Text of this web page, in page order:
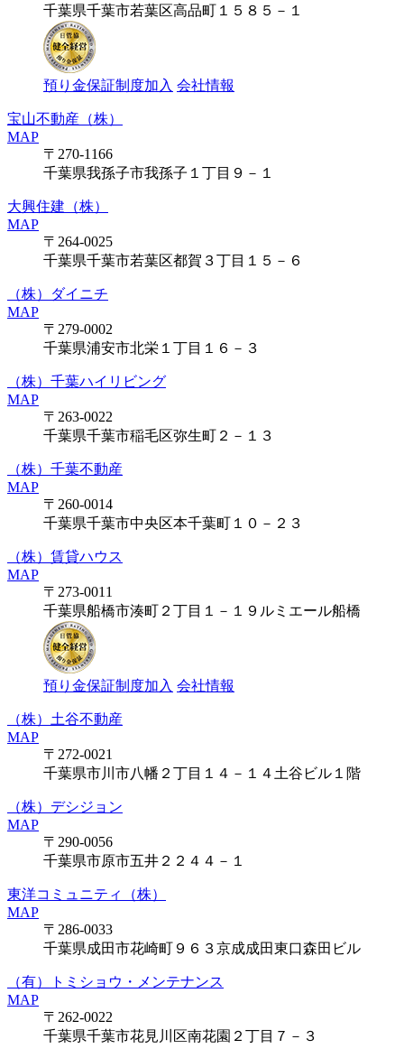
千葉県千葉市若葉区高品町１５８５－１
預り金保証制度加入 会社情報
宝山不動産（株）
MAP
〒270-1166
千葉県我孫子市我孫子１丁目９－１
大興住建（株）
MAP
〒264-0025
千葉県千葉市若葉区都賀３丁目１５－６
（株）ダイニチ
MAP
〒279-0002
千葉県浦安市北栄１丁目１６－３
（株）千葉ハイリビング
MAP
〒263-0022
千葉県千葉市稲毛区弥生町２－１３
（株）千葉不動産
MAP
〒260-0014
千葉県千葉市中央区本千葉町１０－２３
（株）賃貸ハウス
MAP
〒273-0011
千葉県船橋市湊町２丁目１－１９ルミエール船橋
預り金保証制度加入 会社情報
（株）土谷不動産
MAP
〒272-0021
千葉県市川市八幡２丁目１４－１４土谷ビル１階
（株）デシジョン
MAP
〒290-0056
千葉県市原市五井２２４４－１
東洋コミュニティ（株）
MAP
〒286-0033
千葉県成田市花崎町９６３京成成田東口森田ビル
（有）トミショウ・メンテナンス
MAP
〒262-0022
千葉県千葉市花見川区南花園２丁目７－３